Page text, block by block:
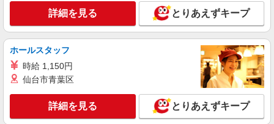
ライフ錦糸町駅前店 東京都墨田区錦糸2-2-1
キープ 詳細を見る
パート
セントラルスクエア押上駅前店（店舗コード621）
NEW
時給1,235円以上
セントラルスクエア押上駅前店 東京都墨田区
詳細を見る とりあえずキープ
ホールスタッフ
時給 1,150円
仙台市青葉区
詳細を見る とりあえずキープ